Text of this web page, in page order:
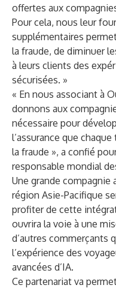
offertes aux
Pour cela, nous leur
supplémentaires
la fraude, de diminuer
à leurs clients des
sécurisées. »
« En nous associant à
donnons aux
nécessaire pour
l’assurance que
la fraude », a confié
responsable mondial
Une grande compagnie
région Asie-Pacifique
profiter de cette
ouvrira la voie à une
d’autres commerçants
l’expérience des
avancées d’IA.
Ce partenariat va